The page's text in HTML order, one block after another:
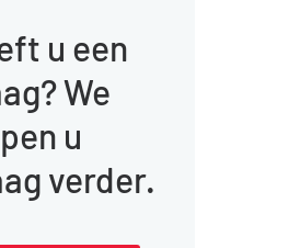
u een
We
u
verder.